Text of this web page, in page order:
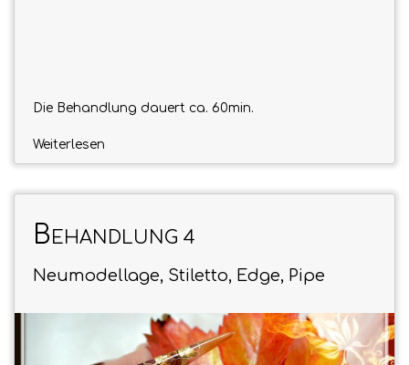
Die Behandlung dauert ca. 60min.
Weiterlesen
B EHANDLUNG 4
Neumodellage, Stiletto, Edge, Pipe